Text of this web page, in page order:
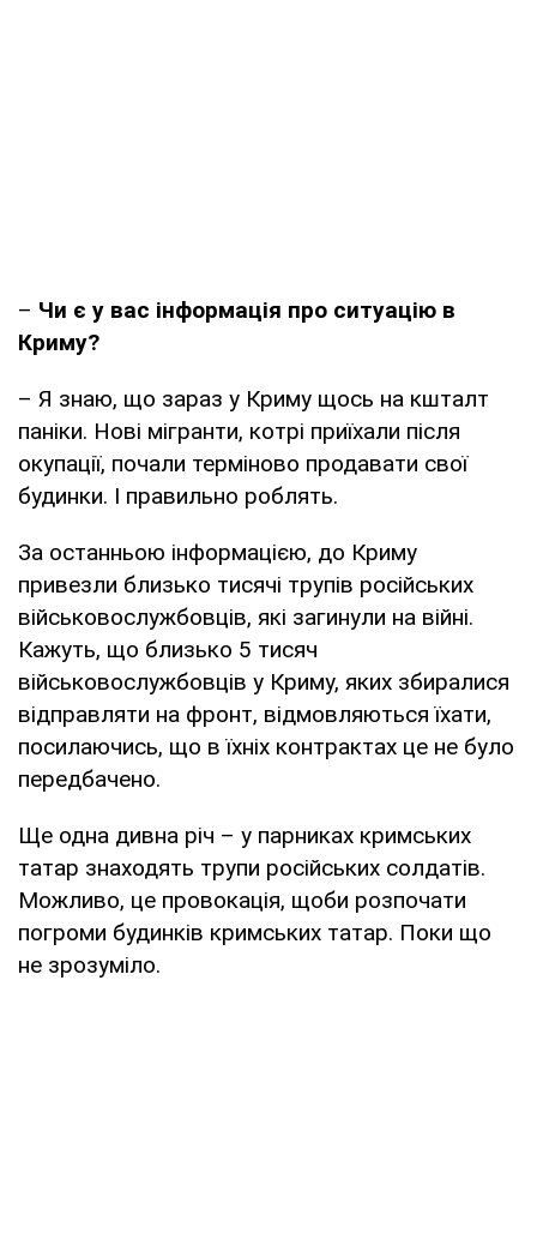
– Чи є у вас інформація про ситуацію в
Криму?
– Я знаю, що зараз у Криму щось на кшталт
паніки. Нові мігранти, котрі приїхали після
окупації, почали терміново продавати свої
будинки. І правильно роблять.
За останньою інформацією, до Криму
привезли близько тисячі трупів російських
військовослужбовців, які загинули на війні.
Кажуть, що близько 5 тисяч
військовослужбовців у Криму, яких збиралися
відправляти на фронт, відмовляються їхати,
посилаючись, що в їхніх контрактах це не було
передбачено.
Ще одна дивна річ – у парниках кримських
татар знаходять трупи російських солдатів.
Можливо, це провокація, щоби розпочати
погроми будинків кримських татар. Поки що
не зрозуміло.